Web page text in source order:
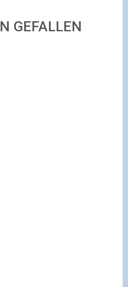
GEFALLEN